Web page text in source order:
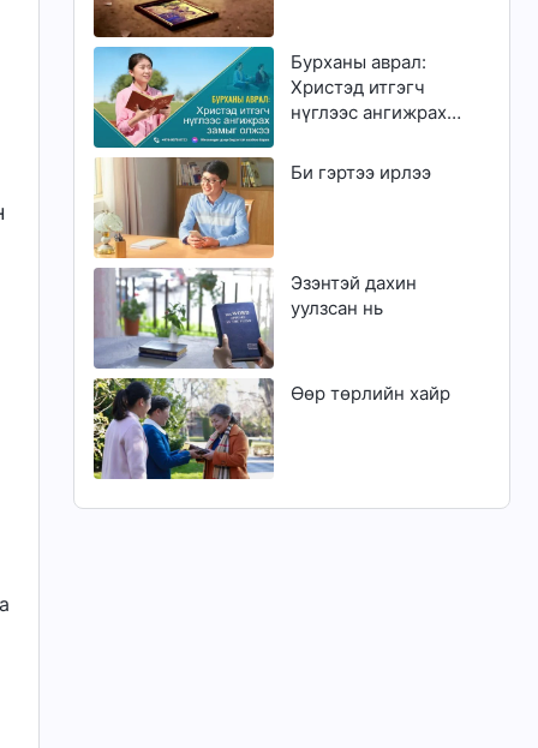
Бурханы аврал:
Христэд итгэгч
нүглээс ангижрах
Би гэртээ ирлээ
Эзэнтэй дахин
уулзсан нь
Өөр төрлийн хайр